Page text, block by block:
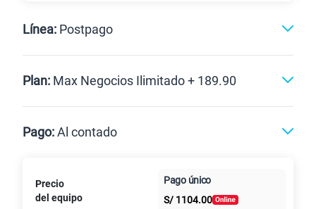
Línea: Postpago
Plan: Max Negocios Ilimitado + 189.90
Paga solo
125GBen alta velocidad
S/
Pago:Al contado
Al contado Cuotas Claro
intereses
Precio
del equipo
Pago único
S/ 1104.00